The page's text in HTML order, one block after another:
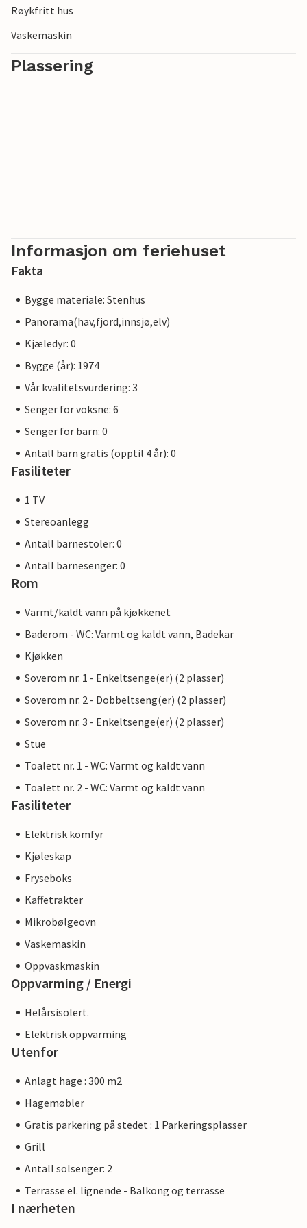
utflukter.
Røykfritt hus
Vaskemaskin
Plassering
Informasjon om feriehuset
Fakta
Bygge materiale: Stenhus
Panorama(hav,fjord,innsjø,elv)
Kjæledyr: 0
Bygge (år): 1974
Vår kvalitetsvurdering: 3
Senger for voksne: 6
Senger for barn: 0
Antall barn gratis (opptil 4 år): 0
Fasiliteter
1 TV
Stereoanlegg
Antall barnestoler: 0
Antall barnesenger: 0
Rom
Varmt/kaldt vann på kjøkkenet
Baderom - WC: Varmt og kaldt vann, Badekar
Kjøkken
Soverom nr. 1 - Enkeltsenge(er) (2 plasser)
Soverom nr. 2 - Dobbeltseng(er) (2 plasser)
Soverom nr. 3 - Enkeltsenge(er) (2 plasser)
Stue
Toalett nr. 1 - WC: Varmt og kaldt vann
Toalett nr. 2 - WC: Varmt og kaldt vann
Fasiliteter
Elektrisk komfyr
Kjøleskap
Fryseboks
Kaffetrakter
Mikrobølgeovn
Vaskemaskin
Oppvaskmaskin
Oppvarming / Energi
Helårsisolert.
Elektrisk oppvarming
Utenfor
Anlagt hage : 300 m2
Hagemøbler
Gratis parkering på stedet : 1 Parkeringsplasser
Grill
Antall solsenger: 2
Terrasse el. lignende - Balkong og terrasse
I nærheten